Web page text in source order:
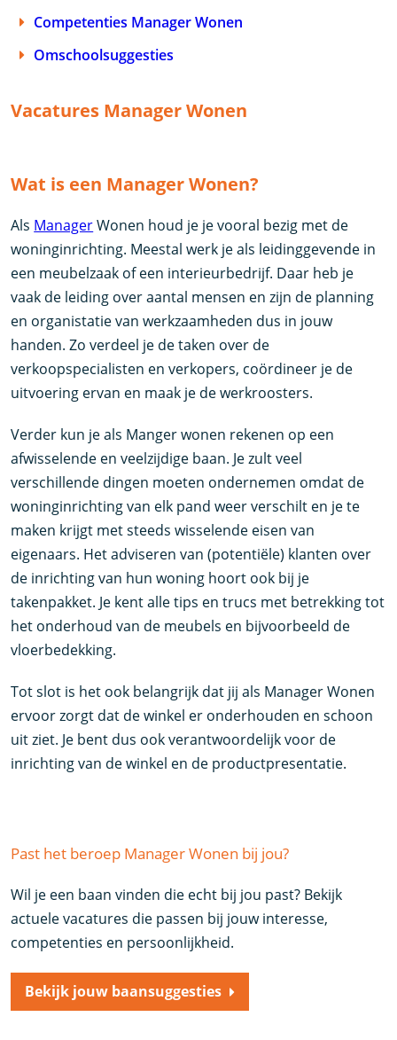
Competenties Manager Wonen
Omschoolsuggesties
Vacatures Manager Wonen
Wat is een Manager Wonen?
Als ManagerWonen houd je je vooral bezig met de
woninginrichting. Meestal werk je als leidinggevende in
een meubelzaak of een interieurbedrijf. Daar heb je
vaak de leiding over aantal mensen en zijn de planning
en organistatie van werkzaamheden dus in jouw
handen. Zo verdeel je de taken over de
verkoopspecialisten en verkopers, coördineer je de
uitvoering ervan en maak je de werkroosters.
Verder kun je als Manger wonen rekenen op een
afwisselende en veelzijdige baan. Je zult veel
verschillende dingen moeten ondernemen omdat de
woninginrichting van elk pand weer verschilt en je te
maken krijgt met steeds wisselende eisen van
eigenaars. Het adviseren van (potentiële) klanten over
de inrichting van hun woning hoort ook bij je
takenpakket. Je kent alle tips en trucs met betrekking tot
het onderhoud van de meubels en bijvoorbeeld de
vloerbedekking.
Tot slot is het ook belangrijk dat jij als Manager Wonen
ervoor zorgt dat de winkel er onderhouden en schoon
uit ziet. Je bent dus ook verantwoordelijk voor de
inrichting van de winkel en de productpresentatie.
Past het beroep Manager Wonen bij jou?
Wil je een baan vinden die echt bij jou past? Bekijk
actuele vacatures die passen bij jouw interesse,
competenties en persoonlijkheid.
Bekijk jouw baansuggesties